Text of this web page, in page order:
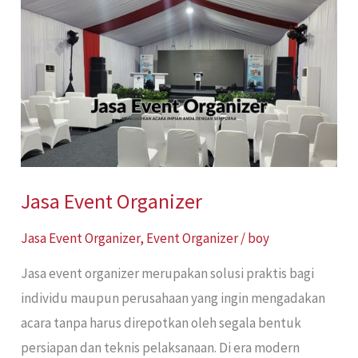
Jasa Event Organizer
Jasa Event Organizer, Event Organizer/boy
Jasa event organizer merupakan solusi praktis bagi
individu maupun perusahaan yang ingin mengadakan
acara tanpa harus direpotkan oleh segala bentuk
persiapan dan teknis pelaksanaan. Di era modern
Event
Organizer